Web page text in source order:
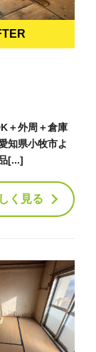
＋外周＋倉庫
知県小牧市よ
[...]
く見る